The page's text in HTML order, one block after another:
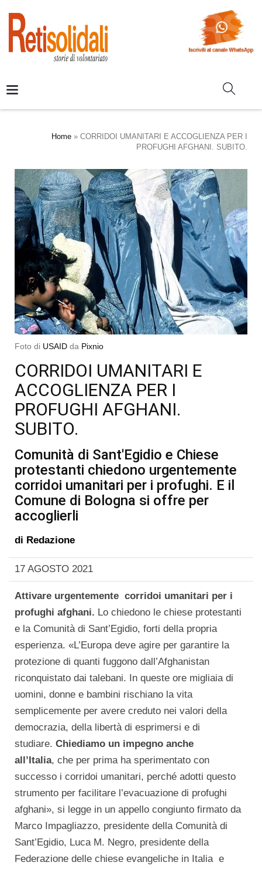
Home » CORRIDOI UMANITARI E ACCOGLIENZA PER I
PROFUGHI AFGHANI. SUBITO.
Foto di USAID da Pixnio
CORRIDOI UMANITARI E
ACCOGLIENZA PER I
PROFUGHI AFGHANI.
SUBITO.
Comunità di Sant'Egidio e Chiese
protestanti chiedono urgentemente
corridoi umanitari per i profughi. E il
Comune di Bologna si offre per
accoglierli
di Redazione
17 AGOSTO 2021
Attivare urgentemente corridoi umanitari per i
profughi afghani. Lo chiedono le chiese protestanti
e la Comunità di Sant’Egidio, forti della propria
esperienza. «L’Europa deve agire per garantire la
protezione di quanti fuggono dall’Afghanistan
riconquistato dai talebani. In queste ore migliaia di
uomini, donne e bambini rischiano la vita
semplicemente per avere creduto nei valori della
democrazia, della libertà di esprimersi e di
studiare. Chiediamo un impegno anche
all’Italia, che per prima ha sperimentato con
successo i corridoi umanitari, perché adotti questo
strumento per facilitare l’evacuazione di profughi
afghani», si legge in un appello congiunto firmato da
Marco Impagliazzo, presidente della Comunità di
Sant’Egidio, Luca M. Negro, presidente della
Federazione delle chiese evangeliche in Italia e